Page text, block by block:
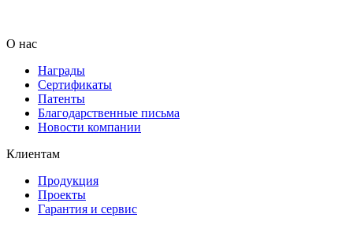
О нас
Награды
Сертификаты
Патенты
Благодарственные письма
Новости компании
Клиентам
Продукция
Проекты
Гарантия и сервис